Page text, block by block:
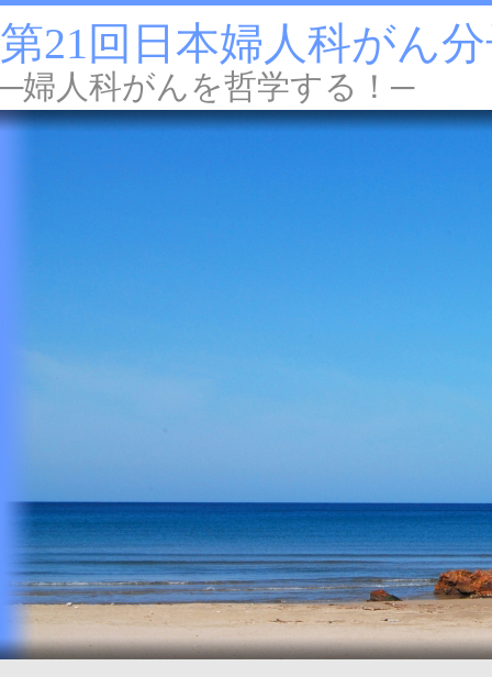
第21回日本婦人科がん
─婦人科がんを哲学する！─